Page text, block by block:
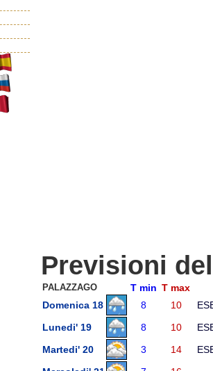
Previsioni
PALAZZAGO T min T max
Domenica 18
8 10
Lunedi' 19
8 10
Martedi' 20
3 14